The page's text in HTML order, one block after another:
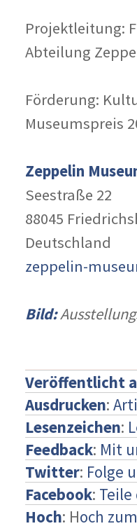
Projektleitung:
Abteilung
Förderung:
Museumspreis
Zeppelin
Seestraße 22
88045
Deutschland
zeppelin-
Bild:
Veröffentlicht
Ausdrucken:
Lesenzeichen:
Feedback: Mit
Twitter: Folge
Facebook:
Hoch: Hoch